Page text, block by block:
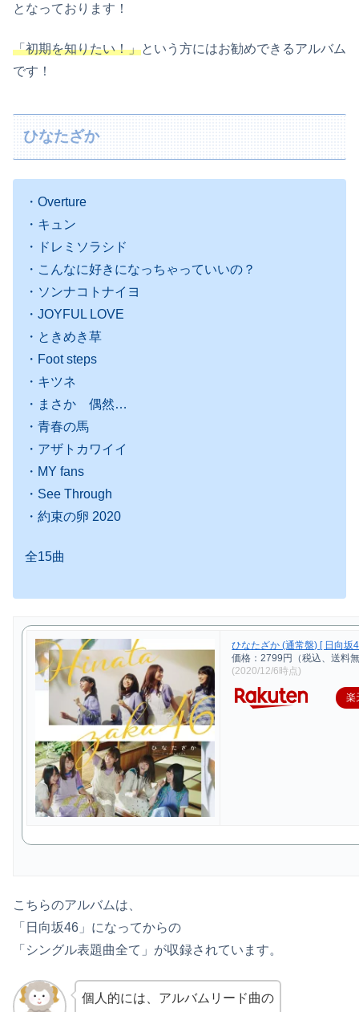
となっております！
「初期を知りたい！」という方にはお勧めできるアルバム
です！
ひなたざか
・Overture
・キュン
・ドレミソラシド
・こんなに好きになっちゃっていいの？
・ソンナコトナイヨ
・JOYFUL LOVE
・ときめき草
・Foot steps
・キツネ
・まさか 偶然…
・青春の馬
・アザトカワイイ
・MY fans
・See Through
・約束の卵 2020
全15曲
ひなたざか (通常盤) [ 日向坂
価格：2799円（税込、送料
(2020/12/6時点)
楽
こちらのアルバムは、
「日向坂46」になってからの
「シングル表題曲全て」が収録されています。
個人的には、アルバムリード曲の